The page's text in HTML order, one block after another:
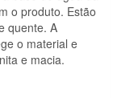
o produto. Estão
quente. A
o material e
e macia.